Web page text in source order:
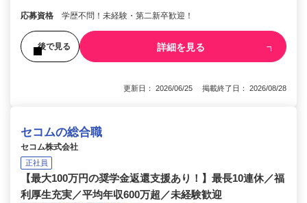
応募資格 学歴不問！未経験・第二新卒歓迎！
後で見る 詳細を見る
更新日： 2026/06/25 掲載終了日： 2026/08/28
セコムの総合職
セコム株式会社
正社員
【最大100万円の奨学金返還支援あり！】最長10連休／福
利厚生充実／平均年収600万超／未経験歓迎